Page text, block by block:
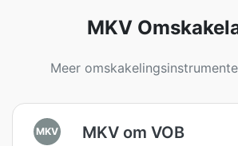
MKV
Meer
MKV MKV om VOB